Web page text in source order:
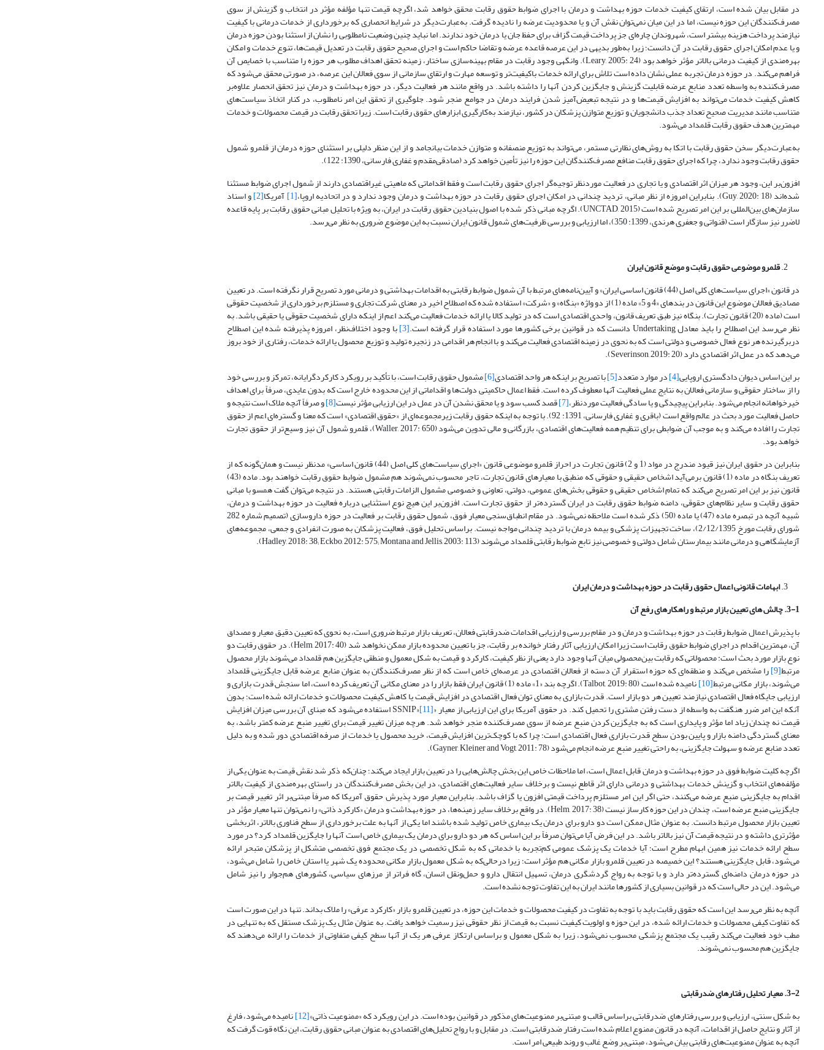
در مقابل بیان شده است، ارتقای کیفیت خدمات حوزه بهداشت و درمان با اجرای ضوابط حقوق رقابت محقق خواهد شد، اگرچه قیمت تنها مؤلفه مؤثر در انتخاب و گزینش از سوی
مصرف‌کنندگان این حوزه نیست، اما در این میان نمی‌توان نقش آن و یا محدودیت عرضه را نادیده گرفت. به‌عبارت‌دیگر ‌‌در شرایط انحصاری که برخورداری از خدمات درمانی با کیفیت
نیازمند پرداخت هزینه بیشتر است، شهروندان چاره‌ای جز پرداخت قیمت گزاف برای حفظ جان یا درمان خود ندارند. اما نباید چنین وضعیت نامطلوبی را نشان از استثنا‌ بودن حوزه درمان
و یا عدم امکان اجرای حقوق رقابت در آن دانست؛ زیرا به‌طور بدیهی در این عرصه‌ قاعده عرضه و تقاضا حاکم است و اجرای صحیح حقوق رقابت در تعدیل قیمت‌ها، تنوع خدمات و امکان
بهره‌مندی از کیفیت درمانی بالاتر مؤثر خواهد بود (Leary, 2005: 24). وانگهی وجود رقابت در مقام بهینه‌سازی ساختار، زمینه تحقق اهداف مطلوب هر حوزه را متناسب با خصایص آن
فراهم می‌کند. در حوزه درمان تجربه عملی نشان داده است تلاش برای ارائه خدمات با‌کیفیت‌تر و توسعه مهارت و ارتقای سازمانی از سوی فعالان این عرصه، در صورتی محقق می‌شود که
مصرف‌کننده به واسطه تعدد منابع عرضه قابلیت گزینش و جایگزین کردن آنها را داشته باشد. در واقع‌ مانند هر فعالیت دیگر، در حوزه بهداشت و درمان نیز تحقق انحصار علاوه‌بر
کاهش کیفیت خدمات می‌تواند به افزایش قیمت‌ها و در نتیجه تبعیض‌آمیز شدن فرایند درمان در جوامع منجر شود. جلوگیری از تحقق این امر نامطلوب، در کنار اتخاذ سیاست‌های
متناسب مانند مدیریت صحیح تعداد جذب دانشجویان و توزیع متوازن پزشکان در کشور، نیازمند به‌کارگیری ابزارهای حقوق رقابت است. زیرا تحقق رقابت در قیمت محصولات و خدمات
مهمترین هدف حقوق رقابت قلمداد می‌شود.
به‌عبارت‌دیگر سخن حقوق رقابت با اتکا به روش‌های نظارتی مستمر، می‌تواند به توزیع منصفانه و متوازن خدمات بیانجامد و از این منظر دلیلی بر استثنای حوزه درمان از قلمرو شمول
حقوق رقابت وجود ندارد، چرا که اجرای حقوق رقابت منافع مصرف‌کنندگان این حوزه را نیز تأمین خواهد کرد (صادقی‌مقدم و غفاری فارسانی، 1390: 122).
افزون‌بر این، وجود هر میزان اثر اقتصادی و یا تجاری در فعالیت موردنظر توجیه‌گر اجرای حقوق رقابت است و فقط اقداماتی که‌ ماهیتی غیر‌اقتصادی دارند از شمول اجرای ضوابط مستثنا
شده‌اند (Guy, 2020: 18). بنابراین امروزه از نظر مبانی، تردید چندانی در امکان اجرای حقوق رقابت در حوزه بهداشت و درمان وجود ندارد و در اتحادیه اروپا، [1] آمریکا[2] و اسناد
سازمان‌های بین‌المللی بر این امر تصریح شده است (UNCTAD, 2015). اگرچه مبانی ذکر شده با اصول بنیادین حقوق رقابت در ایران، به ویژه با تحلیل مبانی حقوق رقابت بر پایه قاعده
لاضرر نیز سازگار است (قنواتی و جعفری هرندی، 1399: 350)، اما ارزیابی و بررسی ظرفیت‌های شمول قانون ایران نسبت به این موضوع ضروری به نظر می‌رسد.
قلمرو موضوعی حقوق رقابت و موضع قانون ایران
در قانون «اجرای سیاست‌های کلی اصل (44) قانون اساسی ایران» و آیین‌نامه‌های مرتبط با آن شمول ضوابط رقابتی به اقدامات بهداشتی و درمانی مورد تصریح قرار نگرفته است. در تعیین
مصادیق فعالان موضوع این قانون در بندهای «4 و 5» ماده (1) از دو واژه «بنگاه» و «شرکت» استفاده شده که اصطلاح اخیر در معنای شرکت تجاری و مستلزم برخورداری از شخصیت حقوقی
است (ماده (20) قانون تجارت). بنگاه نیز طبق تعریف قانون،‌ واحدی اقتصادی است که در تولید کالا یا ارائه خدمات فعالیت می‌کند اعم از اینکه دارای شخصیت حقوقی یا حقیقی باشد. به
نظر می‌رسد‌ این اصطلاح را باید معادل Undertaking دانست که در قوانین برخی کشورها مورد استفاده قرار گرفته است. [3] با وجود اختلاف‌نظر، امروزه پذیرفته شده این اصطلاح
در‌برگیرنده هر نوع فعال خصوصی و دولتی است که به نحوی در زمینه اقتصادی فعالیت می‌کند و با انجام هر اقدامی در زنجیره تولید و توزیع محصول یا ارائه خدمات، رفتاری از خود بروز
می‌دهد که در عمل اثر اقتصادی دارد (Severinson, 2019: 20).
بر این اساس دیوان دادگستری اروپایی[4] در موارد متعدد[5] با تصریح بر اینکه هر واحد اقتصادی[6] مشمول حقوق رقابت است، با تأکید بر رویکرد کارکردگرایانه، تمرکز و بررسی خود
را از ساختار حقوقی و سازمانی فعالان‌ به نتایج عملی فعالیت آنها معطوف کرده است. فقط اعمال حاکمیتی دولت‌ها و اقداماتی از این محدوده خارج است که بدون عایدی، صرفاً برای اهداف
خیرخواهانه انجام می‌شود. بنابراین پیچیدگی و یا سادگی فعالیت موردنظر،[7] قصد کسب سود و یا محقق نشدن آن در عمل در این ارزیابی مؤثر نیست[8] و صرفاً آنچه ملاک است نتیجه و
حاصل فعالیت مورد بحث در عالم واقع است (باقری و غفاری فارسانی، 1391: 92). با توجه به اینکه حقوق رقابت زیرمجموعه‌ای از «حقوق اقتصادی» است که معنا و گستره‌ای اعم از حقوق
تجارت را افاده می‌کند و به موجب آن ضوابطی برای تنظیم همه فعالیت‌های اقتصادی، بازرگانی و مالی تدوین می‌شود (Waller, 2017: 650)، قلمرو شمول آن نیز وسیع‌تر از حقوق تجارت
خواهد بود.
بنابراین‌ در حقوق ایران نیز قیود مندرج در مواد (1 و 2) قانون تجارت در احراز قلمرو موضوعی قانون «اجرای سیاست‌های کلی اصل (44) قانون اساسی» مدنظر نیست و همان‌گونه که از
تعریف بنگاه در ماده (1) قانون بر‌می‌آید اشخاص حقیقی و حقوقی که منطبق با معیارهای قانون تجارت، تاجر محسوب نمی‌شوند هم مشمول ضوابط حقوق رقابت خواهند بود. ماده (43)
قانون نیز بر این امر تصریح می‌کند که تمام اشخاص حقیقی و حقوقی بخش‌های عمومی، دولتی، تعاونی و خصوصی مشمول الزامات رقابتی هستند. در نتیجه می‌توان گفت همسو با مبانی
حقوق رقابت و سایر نظام‌های حقوقی، دامنه ضوابط حقوق رقابت در ایران گسترده‌تر از حقوق تجارت است. افزون‌بر این هیچ نوع استثنایی درباره فعالیت در حوزه بهداشت و درمان،
شبیه آنچه در تبصره ماده (47) یا ماده (50) ذکر شده است ملاحظه نمی‌شود. در مقام انطباق‌سنجی معیار فوق، شمول حقوق رقابت بر فعالیت در حوزه داروسازی (تصمیم شماره 282
شورای رقابت مورخ 2/12/1395)، ساخت تجهیزات پزشکی و بیمه درمان با تردید چندانی مواجه نیست. بر‌اساس تحلیل فوق، فعالیت پزشکان به صورت انفرادی و جمعی، مجموعه‌های
آزمایشگاهی و درمانی مانند بیمارستان شامل دولتی و خصوصی نیز تابع ضوابط رقابتی قلمداد می‌شوند (Hadley, 2018: 38; Eckbo, 2012: 575; Montana and Jellis, 2003: 113).
ابهامات قانونی اعمال حقوق رقابت در حوزه بهداشت و درمان ایران
3-1. چالش
های تعیین بازار مرتبط و راهکارهای رفع آن
با پذیرش اعمال ضوابط رقابت در حوزه بهداشت و درمان و در مقام بررسی و ارزیابی اقدامات ضدرقابتی فعالان، تعریف بازار مرتبط ضروری است، به نحوی که تعیین دقیق معیار و مصداق
آن، مهمترین اقدام در اجرای ضوابط حقوق رقابت است زیرا امکان ارزیابی آثار رفتار خوانده بر رقابت، جز با تعیین محدوده بازار ممکن نخواهد شد (Helm, 2017: 40). در حقوق رقابت دو
نوع بازار مورد بحث است: محصولاتی که رقابت بین‌محصولی میان آنها وجود دارد یعنی از نظر کیفیت، کارکرد و قیمت به شکل معمول و منطقی جایگزین هم قلمداد می‌شوند بازار محصول
مرتبط[9] را مشخص می‌کند و منطقه‌ای که حوزه استقرار آن دسته از فعالان اقتصادی در عرصه‌ای خاص است که از نظر مصرف‌کنندگان به عنوان منابع عرضه قابل جایگزینی قلمداد
می‌شوند، بازار مکانی مرتبط[10] نامیده شده است (Talbot, 2019: 80). اگرچه بند «1» ماده (1) قانون ایران فقط بازار را در معنای مکانی آن تعریف کرده است، اما سنجش قدرت بازاری و
ارزیابی جایگاه فعال اقتصادی نیازمند تعیین هر دو بازار است. قدرت بازاری به معنای توان فعال اقتصادی در افزایش قیمت یا کاهش کیفیت محصولات و خدمات ارائه شده است؛ بدون
آنکه این امر ضرر هنگفت به واسطه از دست رفتن مشتری را تحمیل کند. در حقوق آمریکا برای این ارزیابی از معیار «SSNIP»[11] استفاده می‌شود که مبنای آن‌ بررسی میزان افزایش
قیمت نه چندان زیاد اما مؤثر و پایداری است که به جایگزین کردن منبع عرضه از سوی مصرف‌کننده منجر خواهد شد. هرچه میزان تغییر قیمت برای تغییر منبع عرضه کمتر باشد، به
معنای گستردگی دامنه بازار و پایین بودن سطح قدرت بازاری فعال اقتصادی است؛ چرا که با کوچک‌ترین افزایش قیمت، خرید محصول یا خدمات از صرفه اقتصادی دور شده و به دلیل
تعدد منابع عرضه و سهولت جایگزینی، به راحتی تغییر منبع عرضه انجام می‌شود (Gayner, Kleiner and Vogt, 2011: 78).
اگرچه کلیت ضوابط فوق در حوزه بهداشت و درمان قابل اعمال است، اما ملاحظات خاص این بخش چالش‌هایی را در تعیین بازار ایجاد می‌کند؛ چنان‌که ذکر شد نقش قیمت به عنوان یکی از
مؤلفه‌های انتخاب و گزینش خدمات بهداشتی و درمانی دارای اثر قاطع نیست و برخلاف سایر فعالیت‌های اقتصادی، در این بخش مصرف‌کنندگان در راستای بهره‌مندی از کیفیت بالاتر
اقدام به جایگزینی منبع عرضه می‌کنند، حتی اگر این امر مستلزم پرداخت قیمتی افزون یا گزاف باشد. بنابراین‌ معیار مورد پذیرش حقوق آمریکا که صرفاً مبتنی‌بر اثر تغییر قیمت بر
جایگزینی منبع عرضه است، چندان در این حوزه کارساز نیست (Helm, 2017: 38). در واقع برخلاف سایر زمینه‌ها، در حوزه بهداشت و درمان «کارکرد ذاتی» را نمی‌توان تنها معیار مؤثر در
تعیین بازار محصول مرتبط دانست. به عنوان مثال‌ ممکن است دو دارو برای درمان یک بیماری خاص تولید شده باشند اما یکی از آنها به علت برخورداری از سطح فناوری بالاتر، اثربخشی
مؤثرتری داشته و در نتیجه قیمت آن نیز بالاتر باشد. در این فرض آیا می‌توان صرفاً بر این اساس که هر دو دارو برای درمان یک بیماری خاص است آنها را جایگزین قلمداد کرد؟ در مورد
سطح ارائه خدمات نیز همین ابهام مطرح است؛ آیا خدمات یک پزشک عمومی کم‌تجربه با خدماتی که به شکل تخصصی در یک مجتمع فوق تخصصی متشکل از پزشکان متبحر ارائه
می‌شود، قابل جایگزینی هستند؟ این خصیصه در تعیین قلمرو بازار مکانی هم مؤثر است؛ زیرا در‌حالی‌که به شکل معمول بازار مکانی محدوده یک شهر یا استان خاص را شامل می‌شود،
در حوزه درمان دامنه‌ای گسترده‌تر دارد و با توجه به رواج گردشگری درمان، تسهیل انتقال دارو و حمل‌و‌نقل انسان، گاه فراتر از مرزهای سیاسی، کشورهای هم‌جوار را نیز شامل
می‌شود. این در حالی است که در قوانین بسیاری از کشورها مانند ایران به این تفاوت توجه نشده است.
آنچه به نظر می‌رسد این است که حقوق رقابت باید با توجه به تفاوت در کیفیت محصولات و خدمات این حوزه، در تعیین قلمرو بازار «کارکرد عرفی» را ملاک بداند. تنها در این صورت است
که تفاوت کیفی محصولات و خدمات ارائه شده، در این حوزه و اولویت کیفیت نسبت به قیمت از نظر حقوقی نیز رسمیت خواهد یافت. به عنوان مثال‌ یک پزشک مستقل که به تنهایی در
مطب خود فعالیت می‌کند رقیب یک مجتمع پزشکی محسوب نمی‌شود، زیرا به شکل معمول و بر‌اساس ارتکاز عرفی هر یک از آنها سطح کیفی متفاوتی از خدمات را ارائه می‌دهند که
جایگزین هم محسوب نمی‌شوند.
3-2. معیار تحلیل رفتارهای ضدرقابتی
به شکل سنتی، ارزیابی و بررسی رفتارهای ضدرقابتی بر‌اساس قالب و مبتنی‌بر ممنوعیت‌های مذکور در قوانین بوده است. در این رویکرد که «ممنوعیت ذاتی»[12] نامیده می‌شود، فارغ
از آثار و نتایج حاصل از اقدامات، آنچه در قانون ممنوع اعلام شده است‌‌ رفتار ضدرقابتی است. در مقابل و با رواج تحلیل‌های اقتصادی به عنوان مبانی حقوق رقابت، این نگاه قوت گرفت که
آنچه به عنوان ممنوعیت‌های رقابتی بیان می‌شود، مبتنی‌بر وضع غالب و روند طبیعی امر است.